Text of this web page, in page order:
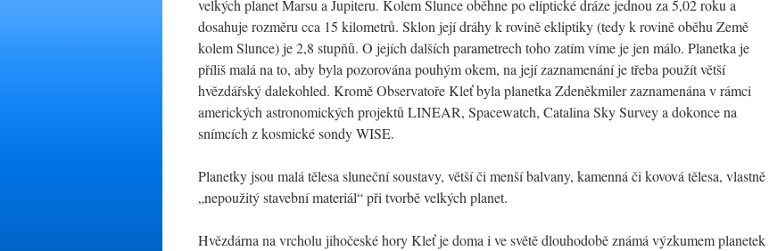
velkých planet Marsu a Jupiteru. Kolem Slunce oběhne po eliptické dráze jednou za 5,02 roku a
dosahuje rozměru cca 15 kilometrů. Sklon její dráhy k rovině ekliptiky (tedy k rovině oběhu Země
kolem Slunce) je 2,8 stupňů. O jejích dalších parametrech toho zatím víme je jen málo. Planetka je
příliš malá na to, aby byla pozorována pouhým okem, na její zaznamenání je třeba použít větší
hvězdářský dalekohled. Kromě Observatoře Kleť byla planetka Zdeněkmiler zaznamenána v rámci
amerických astronomických projektů LINEAR, Spacewatch, Catalina Sky Survey a dokonce na
snímcích z kosmické sondy WISE.
Planetky jsou malá tělesa sluneční soustavy, větší či menší balvany, kamenná či kovová tělesa, vlastně
„nepoužitý stavební materiál“ při tvorbě velkých planet.
Hvězdárna na vrcholu jihočeské hory Kleť je doma i ve světě dlouhodobě známá výzkumem planetek